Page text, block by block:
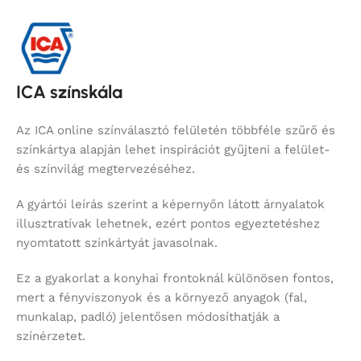
ICA színskála
Az ICA online színválasztó felületén többféle szűrő és
színkártya alapján lehet inspirációt gyűjteni a felület-
és színvilág megtervezéséhez.
A gyártói leírás szerint a képernyőn látott árnyalatok
illusztratívak lehetnek, ezért pontos egyeztetéshez
nyomtatott színkártyát javasolnak.
Ez a gyakorlat a konyhai frontoknál különösen fontos,
mert a fényviszonyok és a környező anyagok (fal,
munkalap, padló) jelentősen módosíthatják a
színérzetet.